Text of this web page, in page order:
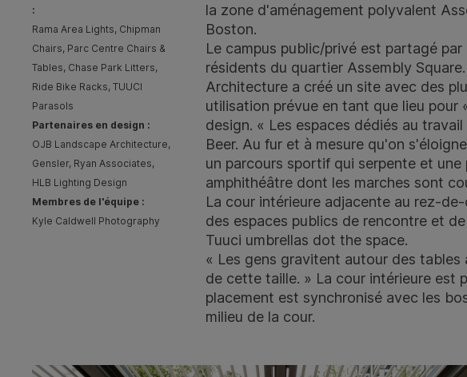
:
Rama Area Lights, Chipman
Chairs, Parc Centre Chairs &
Tables, Chase Park Litters,
Ride Bike Racks, TUUCI
Parasols
Partenaires en design :
OJB Landscape Architecture,
Gensler, Ryan Associates,
HLB Lighting Design
Membres de l'équipe :
Kyle Caldwell Photography
la zone d'aménagement polyvalent
Boston.
Le campus public/privé est partagé
résidents du quartier Assembly
Architecture a créé un site avec des
utilisation prévue en tant que lieu pour
design. « Les espaces dédiés au
Beer. Au fur et à mesure qu'on
un parcours sportif qui serpente et
amphithéâtre dont les marches sont
La cour intérieure adjacente au rez-
des espaces publics de rencontre et
Tuuci umbrellas dot the space.
« Les gens gravitent autour des
de cette taille. » La cour intérieure est
placement est synchronisé avec les
milieu de la cour.